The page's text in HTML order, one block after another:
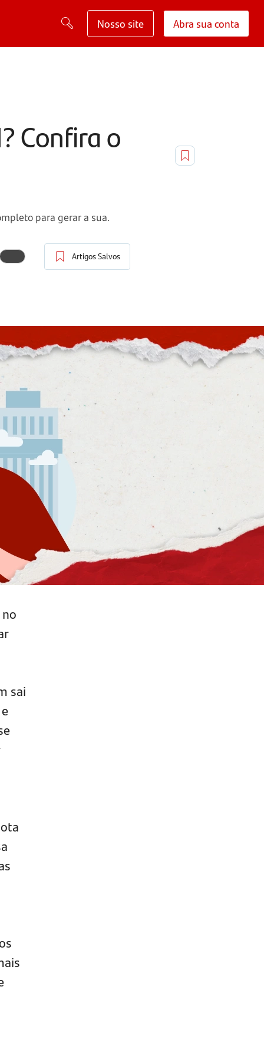
Nosso site Abra sua conta
Confira o
para gerar a sua.
Artigos Salvos
sai